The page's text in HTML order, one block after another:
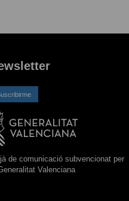
de comunicació subvencionat per
Valenciana